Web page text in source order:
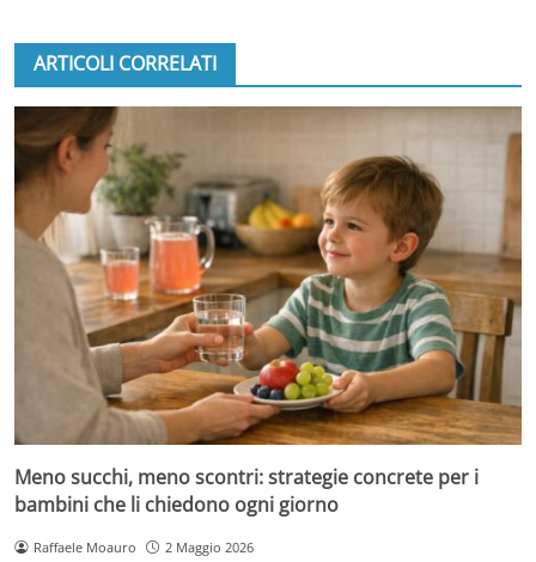
ARTICOLI CORRELATI
Meno succhi, meno scontri: strategie concrete per i
bambini che li chiedono ogni giorno
Raffaele Moauro 2 Maggio 2026